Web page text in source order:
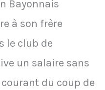
Bayonnais
à son frère
le club de
un salaire sans
du coup de